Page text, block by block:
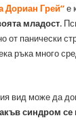
Дориан Грей“е
младост.
от панически
ръка много
вид може да
синдром